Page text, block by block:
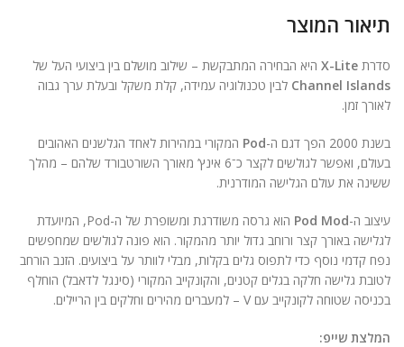
format_underlined הוסף קו תחתון לקישורים
סמן קישורים
את
כל
האפשרויות
הצהרת נגישות
תיאור המוצר
סדרת X-Lite היא הבחירה המתבקשת – שילוב מושלם בין ביצועי העל של
Channel Islands לבין טכנולוגיה עמידה, קלת משקל ובעלת ערך גבוה
לאורך זמן.
בשנת 2000 הפך דגם ה- Pod המקורי במהירות לאחד הגלשנים האהובים
בעולם, ואפשר לגולשים לקצר כ־6 אינץ’ מאורך השורטבורד שלהם – מהלך
ששינה את עולם הגלישה המודרנית.
עיצוב ה-Pod Mod
הוא גרסה משודרגת ומשופרת של ה-Pod, המיועדת
לגלישה באורך קצר ורוחב גדול יותר מהמקור. הוא פונה לגולשים שמחפשים
נפח קדמי נוסף כדי לתפוס גלים בקלות, מבלי לוותר על ביצועים. הזנב הורחב
לטובת גלישה חלקה בגלים קטנים, והקונקייב המקורי (סינגל לדאבל) הוחלף
בכניסה שטוחה לקונקייב עם V – למעברים מהירים וחלקים בין הריילים.
המלצת שייפ: